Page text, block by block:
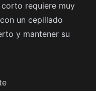
requiere muy
un cepillado
y mantener su